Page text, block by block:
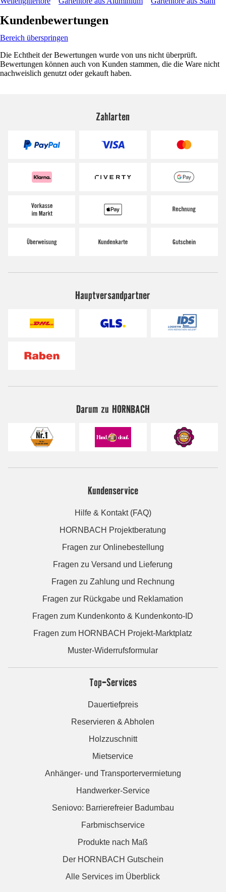
Kundenbewertungen
Bereich überspringen
Die Echtheit der Bewertungen wurde von uns nicht überprüft.
Bewertungen können auch von Kunden stammen, die die Ware nicht
nachweislich genutzt oder gekauft haben.
Zahlarten
Hauptversandpartner
Darum zu HORNBACH
Kundenservice
Hilfe & Kontakt (FAQ)
HORNBACH Projektberatung
Fragen zur Onlinebestellung
Fragen zu Versand und Lieferung
Fragen zu Zahlung und Rechnung
Fragen zur Rückgabe und Reklamation
Fragen zum Kundenkonto & Kundenkonto-ID
Fragen zum HORNBACH Projekt-Marktplatz
Muster-Widerrufsformular
Top-Services
Dauertiefpreis
Reservieren & Abholen
Holzzuschnitt
Mietservice
Anhänger- und Transportervermietung
Handwerker-Service
Seniovo: Barrierefreier Badumbau
Farbmischservice
Produkte nach Maß
Der HORNBACH Gutschein
Alle Services im Überblick